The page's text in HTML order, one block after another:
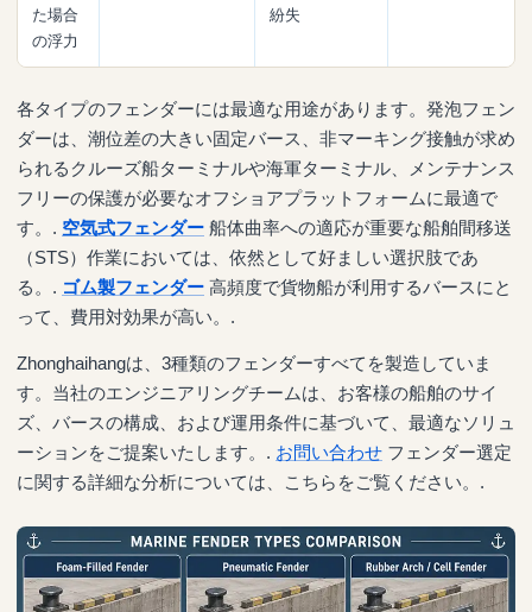
た場合
の浮力
紛失
各タイプのフェンダーには最適な用途があります。発泡フェン
ダーは、潮位差の大きい固定バース、非マーキング接触が求め
られるクルーズ船ターミナルや海軍ターミナル、メンテナンス
フリーの保護が必要なオフショアプラットフォームに最適で
す。. 空気式フェンダー 船体曲率への適応が重要な船舶間移送
（STS）作業においては、依然として好ましい選択肢であ
る。. ゴム製フェンダー 高頻度で貨物船が利用するバースにと
って、費用対効果が高い。.
Zhonghaihangは、3種類のフェンダーすべてを製造していま
す。当社のエンジニアリングチームは、お客様の船舶のサイ
ズ、バースの構成、および運用条件に基づいて、最適なソリュ
ーションをご提案いたします。. お問い合わせ フェンダー選定
に関する詳細な分析については、こちらをご覧ください。.